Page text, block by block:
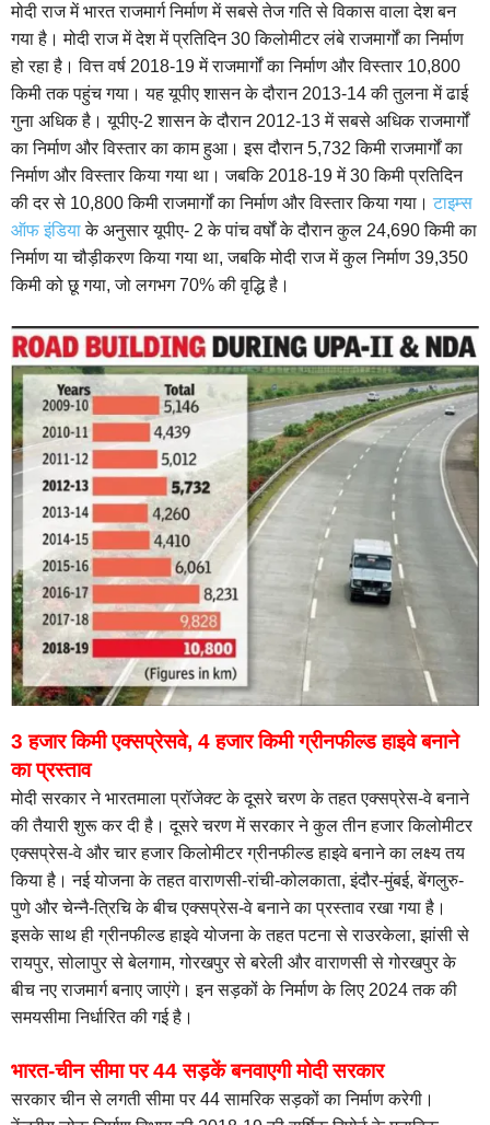
मोदी राज में भारत राजमार्ग निर्माण में सबसे तेज गति से विकास वाला देश बन
गया है। मोदी राज में देश में प्रतिदिन 30 किलोमीटर लंबे राजमार्गों का निर्माण
हो रहा है। वित्त वर्ष 2018-19 में राजमार्गों का निर्माण और विस्तार 10,800
किमी तक पहुंच गया। यह यूपीए शासन के दौरान 2013-14 की तुलना में ढाई
गुना अधिक है। यूपीए-2 शासन के दौरान 2012-13 में सबसे अधिक राजमार्गों
का निर्माण और विस्तार का काम हुआ। इस दौरान 5,732 किमी राजमार्गों का
निर्माण और विस्तार किया गया था। जबकि 2018-19 में 30 किमी प्रतिदिन
की दर से 10,800 किमी राजमार्गों का निर्माण और विस्तार किया गया। टाइम्स
ऑफ इंडियाके अनुसार यूपीए- 2 के पांच वर्षों के दौरान कुल 24,690 किमी का
निर्माण या चौड़ीकरण किया गया था, जबकि मोदी राज में कुल निर्माण 39,350
किमी को छू गया, जो लगभग 70% की वृद्धि है।
3 हजार किमी एक्सप्रेसवे, 4 हजार किमी ग्रीनफील्ड हाइवे बनाने
का प्रस्ताव
मोदी सरकार ने भारतमाला प्रॉजेक्ट के दूसरे चरण के तहत एक्सप्रेस-वे बनाने
की तैयारी शुरू कर दी है। दूसरे चरण में सरकार ने कुल तीन हजार किलोमीटर
एक्सप्रेस-वे और चार हजार किलोमीटर ग्रीनफील्ड हाइवे बनाने का लक्ष्य तय
किया है। नई योजना के तहत वाराणसी-रांची-कोलकाता, इंदौर-मुंबई, बेंगलुरु-
पुणे और चेन्नै-त्रिचि के बीच एक्सप्रेस-वे बनाने का प्रस्ताव रखा गया है।
इसके साथ ही ग्रीनफील्ड हाइवे योजना के तहत पटना से राउरकेला, झांसी से
रायपुर, सोलापुर से बेलगाम, गोरखपुर से बरेली और वाराणसी से गोरखपुर के
बीच नए राजमार्ग बनाए जाएंगे। इन सड़कों के निर्माण के लिए 2024 तक की
समयसीमा निर्धारित की गई है।
भारत-चीन सीमा पर 44 सड़कें बनवाएगी मोदी सरकार
सरकार चीन से लगती सीमा पर 44 सामरिक सड़कों का निर्माण करेगी।